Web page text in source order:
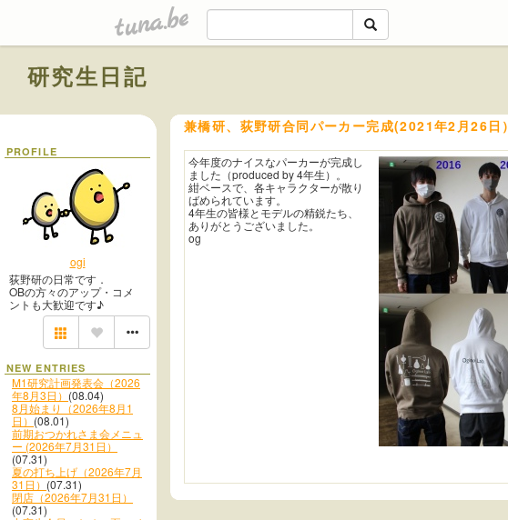
tuna.be
研究生日記
PROFILE
ogi
荻野研の日常です．
OBの方々のアップ・コメ
ントも大歓迎です♪
NEW ENTRIES
M1研究計画発表会（2026
年8月3日） (08.04)
8月始まり（2026年8月1
日） (08.01)
前期おつかれさま会メニュ
ー (2026年7月31日）
(07.31)
夏の打ち上げ（2026年7月
31日） (07.31)
閉店（2026年7月31日）
(07.31)
兼橋研、荻野研合同パーカー完成(2021年2月26日）
今年度のナイスなパーカーが完成し
ました（produced by 4年生）。
紺ベースで、各キャラクターが散り
ばめられています。
4年生の皆様とモデルの精鋭たち、
ありがとうございました。
og